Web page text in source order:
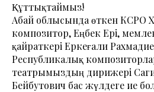
Құттықтаймыз!
Абай облысында өткен КСРО
композитор, Еңбек Ері,
қайраткері Еркеғали
Республикалық
театрымыздың дирижері
Бейбутович бас жүлдеге ие